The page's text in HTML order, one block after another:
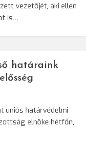
vezetõjét, aki ellen
is…
határaink
uniós határvédelmi
elnöke hétfőn,